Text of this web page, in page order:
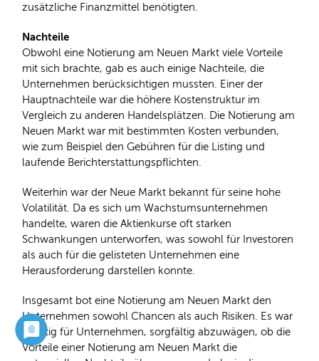
zusätzliche Finanzmittel benötigten.
Nachteile
Obwohl eine Notierung am Neuen Markt viele Vorteile
mit sich brachte, gab es auch einige Nachteile, die
Unternehmen berücksichtigen mussten. Einer der
Hauptnachteile war die höhere Kostenstruktur im
Vergleich zu anderen Handelsplätzen. Die Notierung am
Neuen Markt war mit bestimmten Kosten verbunden,
wie zum Beispiel den Gebühren für die Listing und
laufende Berichterstattungspflichten.
Weiterhin war der Neue Markt bekannt für seine hohe
Volatilität. Da es sich um Wachstumsunternehmen
handelte, waren die Aktienkurse oft starken
Schwankungen unterworfen, was sowohl für Investoren
als auch für die gelisteten Unternehmen eine
Herausforderung darstellen konnte.
Insgesamt bot eine Notierung am Neuen Markt den
Unternehmen sowohl Chancen als auch Risiken. Es war
wichtig für Unternehmen, sorgfältig abzuwägen, ob die
Vorteile einer Notierung am Neuen Markt die